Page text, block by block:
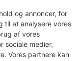
og
og annoncer, for
til at analysere vores
af vores
sociale medier,
Vores partnere kan